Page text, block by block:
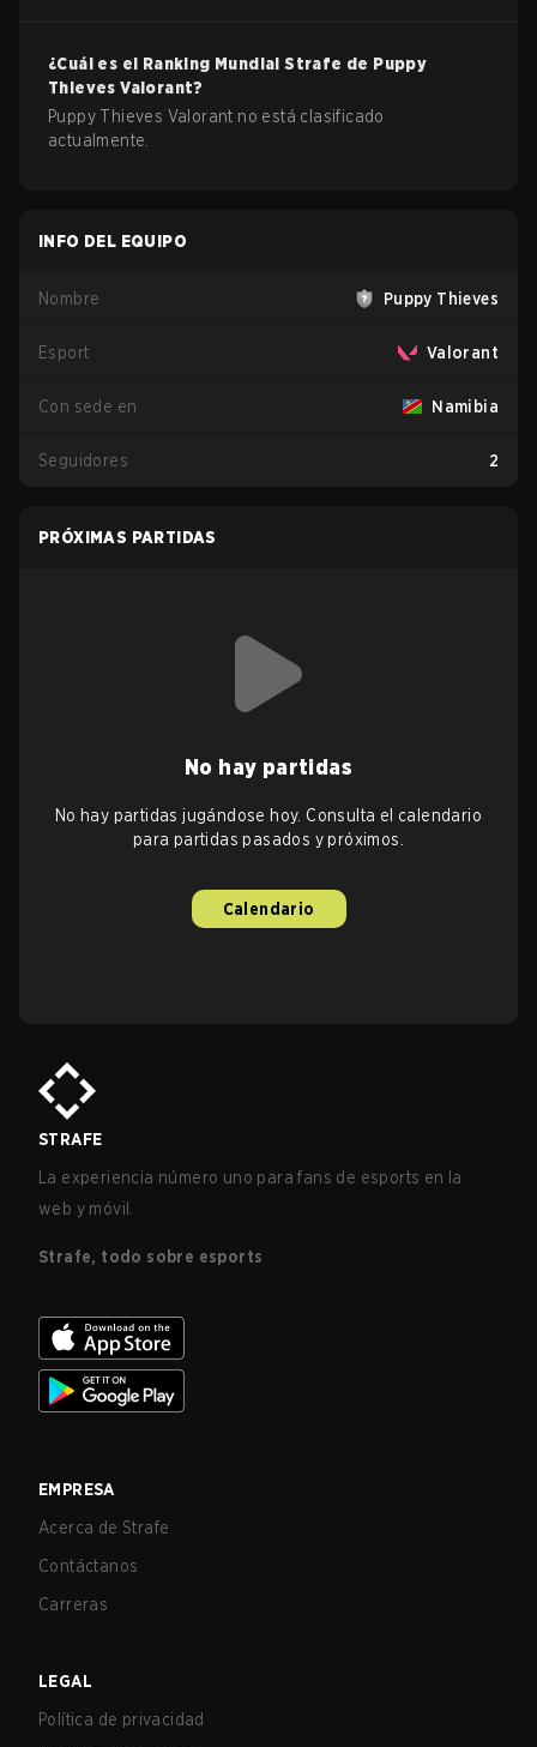
¿Cuál es el Ranking Mundial Strafe de Puppy
Thieves Valorant?
Puppy Thieves Valorant no está clasificado
actualmente.
INFO DEL EQUIPO
Nombre Puppy Thieves
Esport Valorant
Con sede en Namibia
Seguidores 2
PRÓXIMAS PARTIDAS
No hay partidas
No hay partidas jugándose hoy. Consulta el calendario
para partidas pasados y próximos.
Calendario
STRAFE
La experiencia número uno para fans de esports en la
web y móvil.
Strafe, todo sobre esports
EMPRESA
Acerca de Strafe
Contáctanos
Carreras
LEGAL
Política de privacidad